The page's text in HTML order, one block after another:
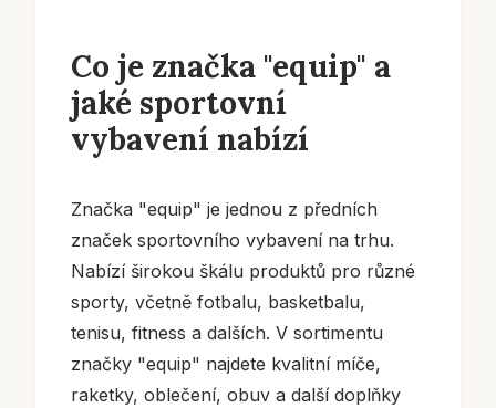
Co je značka "equip" a
jaké sportovní
vybavení nabízí
Značka "equip" je jednou z předních
značek sportovního vybavení na trhu.
Nabízí širokou škálu produktů pro různé
sporty, včetně fotbalu, basketbalu,
tenisu, fitness a dalších. V sortimentu
značky "equip" najdete kvalitní míče,
raketky, oblečení, obuv a další doplňky